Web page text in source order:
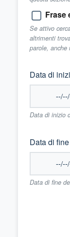
Frase
Se attivo
altrimenti
parole, anche
Data di
Data di inizio
Data di fine
Data di fine